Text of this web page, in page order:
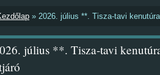
» 2026. július **. Tisza-tavi
július **. Tisza-tavi